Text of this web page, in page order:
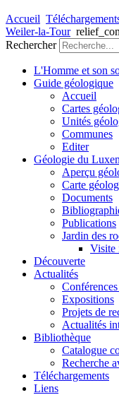
Accueil
Weiler-la-Tour
Rechercher
L'Homme et son
Guide géologique
Accueil
Cartes
Unités
Communes
Editer
Géologie du
Aperçu
Carte
Documents
Publications
Jardin des
Visite
Découverte
Actualités
Expositions
Projets de
Actualités
Bibliothèque
Catalogue
Recherche
Téléchargements
Liens